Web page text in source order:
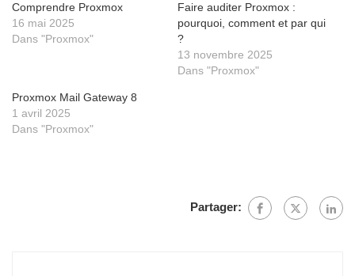
Comprendre Proxmox
16 mai 2025
Dans "Proxmox"
Faire auditer Proxmox :
pourquoi, comment et par qui
?
13 novembre 2025
Dans "Proxmox"
Proxmox Mail Gateway 8
1 avril 2025
Dans "Proxmox"
Partager: